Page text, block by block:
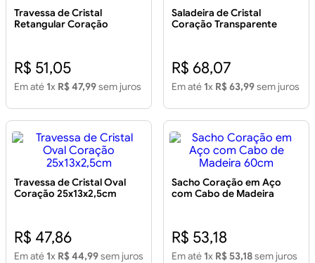
Travessa de Cristal
Retangular Coração
R$ 51,05
Em até 1x R$ 47,99sem juros
Saladeira de Cristal
Coração Transparente
R$ 68,07
Em até 1x R$ 63,99sem juros
Travessa de Cristal Oval
Coração 25x13x2,5cm
R$ 47,86
Em até 1x R$ 44,99sem juros
Sacho Coração em Aço
com Cabo de Madeira
R$ 53,18
Em até 1x R$ 53,18sem juros